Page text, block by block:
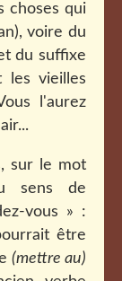
choses qui
voire du
du suffixe
les vieilles
l'aurez
sur le mot
sens de
vous » :
être
(mettre au)